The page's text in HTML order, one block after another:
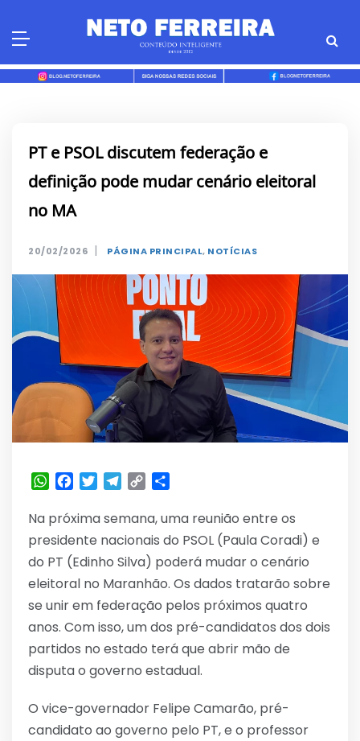
PT e PSOL discutem federação e
definição pode mudar cenário eleitoral
no MA
20/02/2026 | PÁGINA PRINCIPAL, NOTÍCIAS
WhatsApp
Facebook
TwitterTelegram
Copy
Na próxima semana, uma reunião entre os
presidente nacionais do PSOL (Paula Coradi) e
do PT (Edinho Silva) poderá mudar o cenário
eleitoral no Maranhão. Os dados tratarão sobre
se unir em federação pelos próximos quatro
anos. Com isso, um dos pré-candidatos dos dois
partidos no estado terá que abrir mão de
disputa o governo estadual.
O vice-governador Felipe Camarão, pré-
candidato ao governo pelo PT, e o professor